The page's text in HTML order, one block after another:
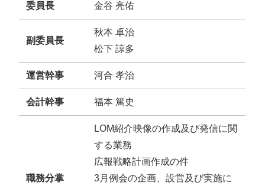
委員長 金谷 亮佑
副委員長
秋本 卓治
松下 諒多
運営幹事 河合 孝治
会計幹事 福本 篤史
職務分掌
LOM紹介映像の作成及び発信に関
する業務
広報戦略計画作成の件
3月例会の企画、設営及び実施に